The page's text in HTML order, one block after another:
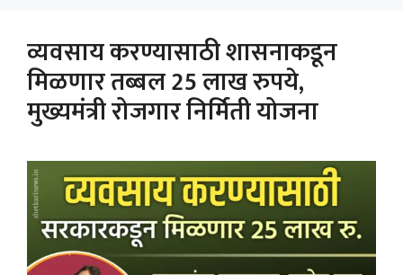
व्यवसाय करण्यासाठी शासनाकडून
मिळणार तब्बल 25 लाख रुपये,
मुख्यमंत्री रोजगार निर्मिती योजना